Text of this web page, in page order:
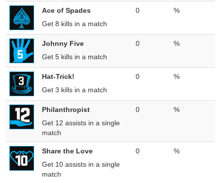
Ace of Spades
Get 8 kills in a match
0 %
Johnny Five
Get 5 kills in a match
0 %
Hat-Trick!
Get 3 kills in a match
0 %
Philanthropist
Get 12 assists in a single
match
0 %
Share the Love
Get 10 assists in a single
match
0 %